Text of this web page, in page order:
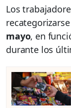
Los
mayo, en
durante los